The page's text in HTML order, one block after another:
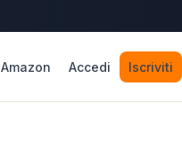
Amazon Accedi Iscriviti